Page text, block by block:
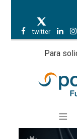
twitter
Para